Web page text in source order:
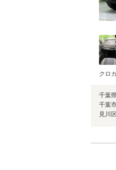
クロ
千葉県
千葉
見川区